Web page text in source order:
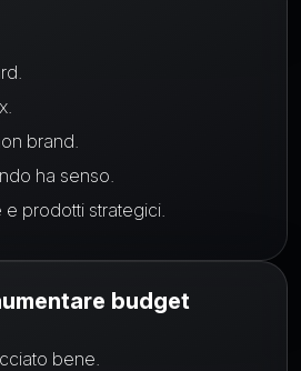
brand.
ha senso.
prodotti strategici.
budget
bene.